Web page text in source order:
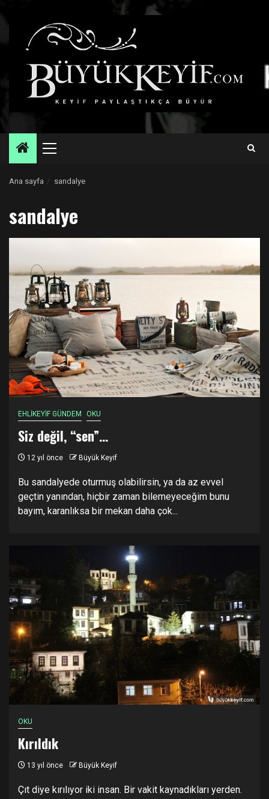
Primary
Ana sayfa sandalye
sandalye
EHLİKEYİF GÜNDEM OKU
Siz değil, “sen”…
12 yıl önce Büyük Keyif
Bu sandalyede oturmuş olabilirsin, ya da az evvel
geçtin yanından, hiçbir zaman bilemeyeceğim bunu
bayım, karanlıksa bir mekan daha çok...
OKU
Kırıldık
13 yıl önce Büyük Keyif
Çıt diye kırılıyor iki insan. Bir vakit kaynadıkları yerden.